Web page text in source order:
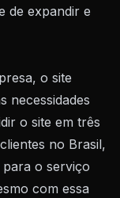
de expandir e
o site
necessidades
o site em três
no Brasil,
o serviço
com essa